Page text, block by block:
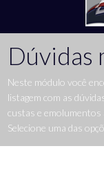
Dúvidas
Neste módulo você
listagem com as
custas e emolumentos
Selecione uma das